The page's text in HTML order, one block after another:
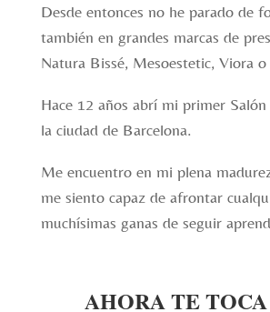
Desde entonces no he parado de
también en grandes marcas de
Natura Bissé, Mesoestetic, Viora o
Hace 12 años abrí mi primer
la ciudad de Barcelona.
Me encuentro en mi plena
me siento capaz de afrontar
muchísimas ganas de seguir
AHORA TE